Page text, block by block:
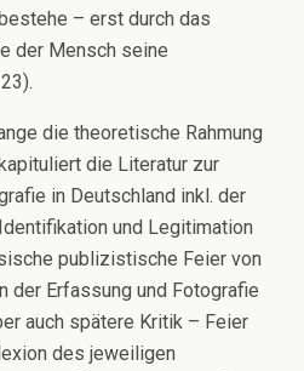
– erst durch das
der Mensch seine
die theoretische Rahmung
die Literatur zur
in Deutschland inkl. der
und Legitimation
publizistische Feier von
der Erfassung und Fotografie
auch spätere Kritik – Feier
des jeweiligen